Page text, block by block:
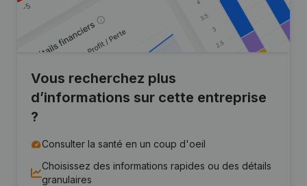
Vous recherchez plus
d’informations sur cette entreprise
?
Consulter la santé en un coup d'oeil
Choisissez des informations rapides ou des détails
granulaires